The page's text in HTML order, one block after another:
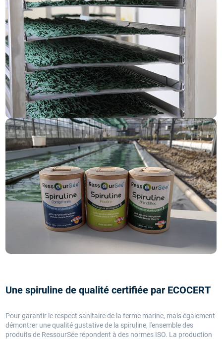
Une spiruline de qualité certifiée par ECOCERT
Pour garantir le respect sanitaire de la ferme marine, mais également
démontrer une qualité gustative de la spiruline, l'ensemble des
produits de RessourSée répondent à des normes ISO. La production